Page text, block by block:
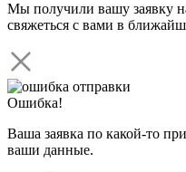
Мы получили вашу заявку
свяжеться с вами в
Ошибка!
Ваша заявка по какой-то
ваши данные.